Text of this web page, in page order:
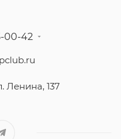
00-42
Ленина, 137